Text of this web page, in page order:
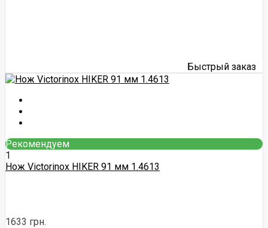
Быстрый заказ
Рекомендуем
1
Нож Victorinox HIKER 91 мм 1.4613
1633 грн.